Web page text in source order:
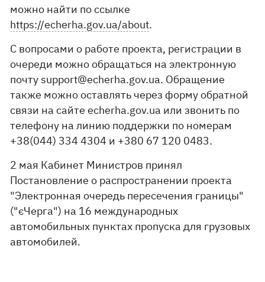
можно найти по ссылке
https://echerha.gov.ua/about.
С вопросами о работе проекта, регистрации в
очереди можно обращаться на электронную
почтуsupport@echerha.gov.ua. Обращение
также можно оставлять через форму обратной
связи на сайте echerha.gov.ua или звонить по
телефону на линию поддержки по номерам
+38(044) 334 4304 и +380 67 120 0483.
2 мая Кабинет Министров принял
Постановление о распространении проекта
"Электронная очередь пересечения границы"
("єЧерга") на 16 международных
автомобильных пунктах пропуска для грузовых
автомобилей.